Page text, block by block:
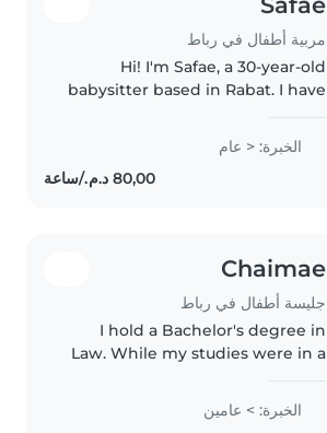
مربية أطفال في رباط
Hi! I'm Safae, a 30-year-old
babysitter based in Rabat. I have
aged 18 months to 6 years
through my role as an Art
Therapy Assistant, where I
الخبرة: < عام
Chaimae
جليسة أطفال في رباط
I hold a Bachelor's degree in
Law. While my studies were in a
childcare experience from
helping raise my two younger
الخبرة: > عامين